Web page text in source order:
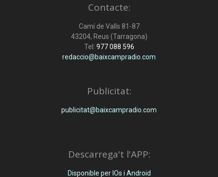
Contacte:
Camí de Valls 81-87
43204, Reus (Tarragona)
Tel: 977 088 596
redaccio@baixcampradio.com
Publicitat:
publicitat@baixcampradio.com
Descarrega't l'APP:
Disponible per IOs i Android